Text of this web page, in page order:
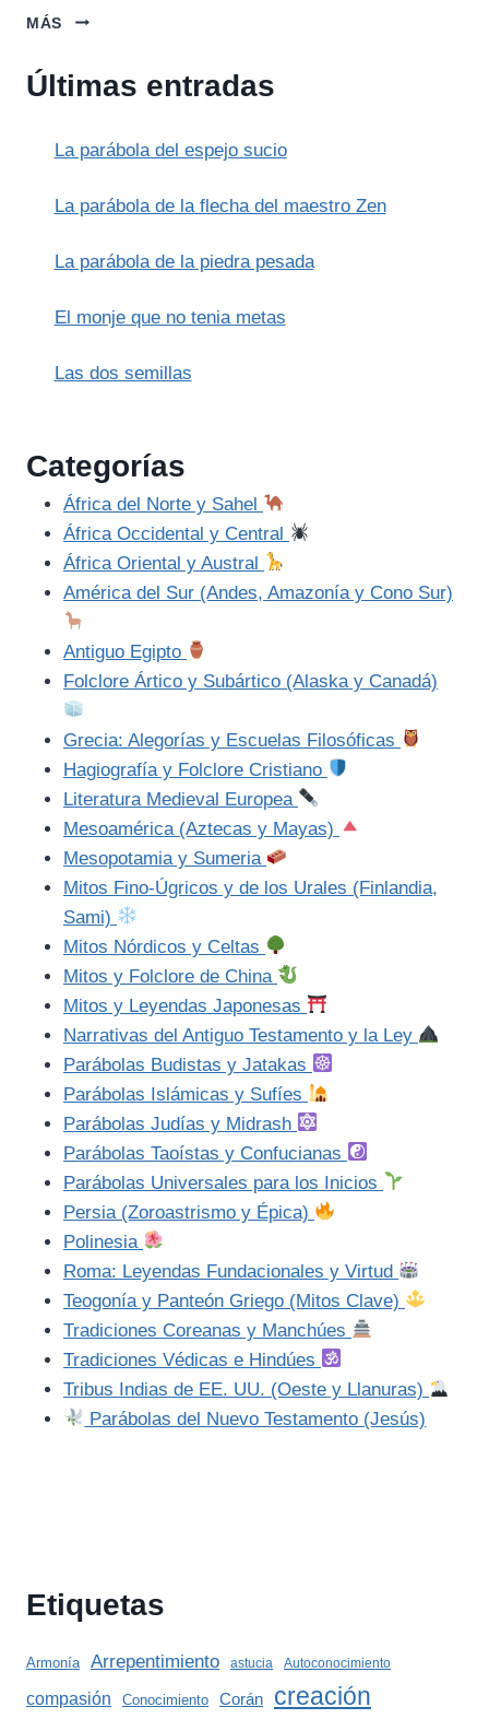
MÁS
EL
RÍO
SEQUÍA
Últimas entradas
La parábola del espejo sucio
La parábola de la flecha del maestro Zen
La parábola de la piedra pesada
El monje que no tenia metas
Las dos semillas
Categorías
África del Norte y Sahel
África Occidental y Central
África Oriental y Austral
América del Sur (Andes, Amazonía y Cono Sur)
Antiguo Egipto
Folclore Ártico y Subártico (Alaska y Canadá)
Grecia: Alegorías y Escuelas Filosóficas
Hagiografía y Folclore Cristiano
Literatura Medieval Europea
Mesoamérica (Aztecas y Mayas)
Mesopotamia y Sumeria
Mitos Fino-Úgricos y de los Urales (Finlandia,
Sami)
Mitos Nórdicos y Celtas
Mitos y Folclore de China
Mitos y Leyendas Japonesas
Narrativas del Antiguo Testamento y la Ley
Parábolas Budistas y Jatakas
Parábolas Islámicas y Sufíes
Parábolas Judías y Midrash
Parábolas Taoístas y Confucianas
Parábolas Universales para los Inicios
Persia (Zoroastrismo y Épica)
Polinesia
Roma: Leyendas Fundacionales y Virtud
Teogonía y Panteón Griego (Mitos Clave)
Tradiciones Coreanas y Manchúes
Tradiciones Védicas e Hindúes
Tribus Indias de EE. UU. (Oeste y Llanuras)
Parábolas del Nuevo Testamento (Jesús)
Etiquetas
Armonía Arrepentimiento astucia Autoconocimiento
compasión Conocimiento Corán creación